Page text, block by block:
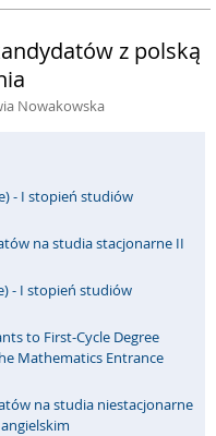
z polską
Nowakowska
- I stopień studiów
na studia stacjonarne II
- I stopień studiów
to First-Cycle Degree
Mathematics Entrance
na studia niestacjonarne